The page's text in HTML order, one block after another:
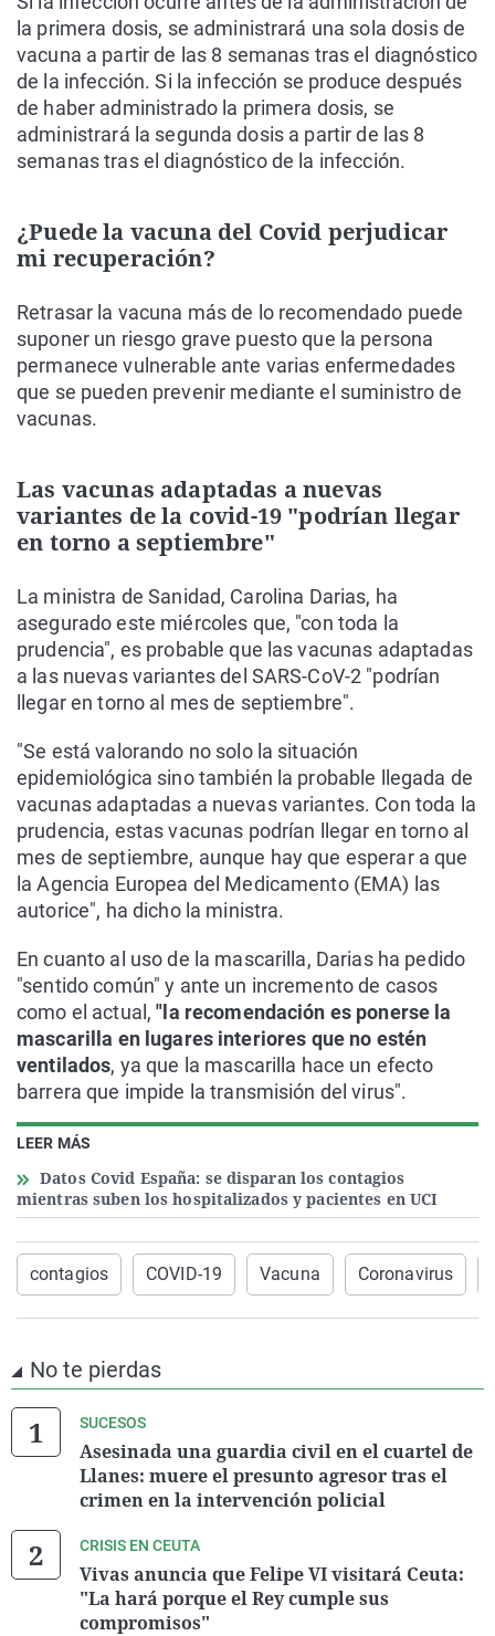
LEER MÁS
Datos Covid España: se disparan los contagios
mientras suben los hospitalizados y pacientes en UCI
la primera dosis, se administrará una sola dosis de
vacuna a partir de las 8 semanas tras el diagnóstico
de la infección. Si la infección se produce después
de haber administrado la primera dosis, se
administrará la segunda dosis a partir de las 8
semanas tras el diagnóstico de la infección.
¿Puede la vacuna del Covid perjudicar
mi recuperación?
Retrasar la vacuna más de lo recomendado puede
suponer un riesgo grave puesto que la persona
permanece vulnerable ante varias enfermedades
que se pueden prevenir mediante el suministro de
vacunas.
Las vacunas adaptadas a nuevas
variantes de la covid-19 "podrían llegar
en torno a septiembre"
La ministra de Sanidad, Carolina Darias, ha
asegurado este miércoles que, "con toda la
prudencia", es probable que las vacunas adaptadas
a las nuevas variantes del SARS-CoV-2 "podrían
llegar en torno al mes de septiembre".
"Se está valorando no solo la situación
epidemiológica sino también la probable llegada de
vacunas adaptadas a nuevas variantes. Con toda la
prudencia, estas vacunas podrían llegar en torno al
mes de septiembre, aunque hay que esperar a que
la Agencia Europea del Medicamento (EMA) las
autorice", ha dicho la ministra.
En cuanto al uso de la mascarilla, Darias ha pedido
"sentido común" y ante un incremento de casos
como el actual,"la recomendación es ponerse la
mascarilla en lugares interiores que no estén
ventilados, ya que la mascarilla hace un efecto
barrera que impide la transmisión del virus".
contagios COVID-19 Vacuna Coronavirus
No te pierdas
SUCESOS
Asesinada una guardia civil en el cuartel de
Llanes: muere el presunto agresor tras el
crimen en la intervención policial
CRISIS EN CEUTA
Vivas anuncia que Felipe VI visitará Ceuta:
"La hará porque el Rey cumple sus
compromisos"